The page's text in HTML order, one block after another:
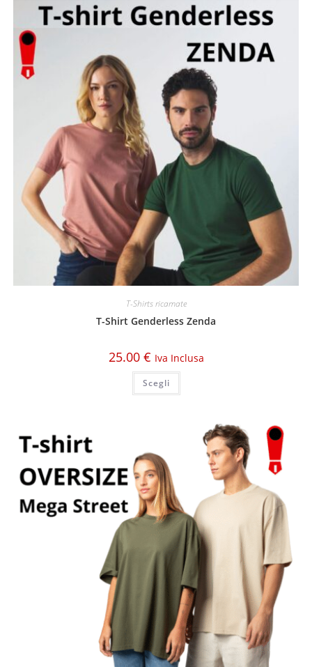
T-Shirts ricamate
T-Shirt Genderless Zenda
25.00 € Iva Inclusa
Scegli